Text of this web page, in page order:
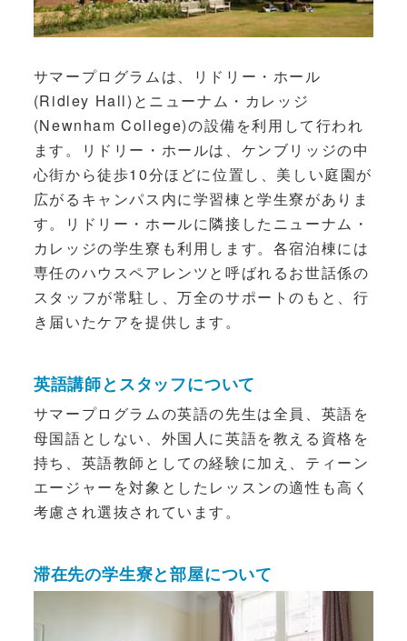
サマープログラムは、リドリー・ホール
(Ridley Hall)とニューナム・カレッジ
(Newnham College)の設備を利用して行われ
ます。リドリー・ホールは、ケンブリッジの中
心街から徒歩10分ほどに位置し、美しい庭園が
広がるキャンパス内に学習棟と学生寮がありま
す。リドリー・ホールに隣接したニューナム・
カレッジの学生寮も利用します。各宿泊棟には
専任のハウスペアレンツと呼ばれるお世話係の
スタッフが常駐し、万全のサポートのもと、行
き届いたケアを提供します。
英語講師とスタッフについて
サマープログラムの英語の先生は全員、英語を
母国語としない、外国人に英語を教える資格を
持ち、英語教師としての経験に加え、ティーン
エージャーを対象としたレッスンの適性も高く
考慮され選抜されています。
滞在先の学生寮と部屋について